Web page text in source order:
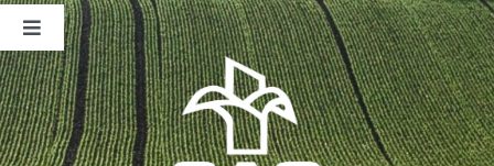
Saltar
contenido
Toggle
Navigation
Nosotros
Publicaciones
Sala de Prensa